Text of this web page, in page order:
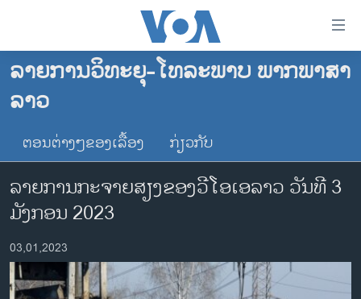
ເຂົ້າ
ຫາ
ຂ້າມ
ຫາ
ຊອກ
ໂຮມເພຈ
ລາວ
ອາເມຣິກາ
ການເລືອກຕັ້ງ ປະທານາທີບໍດີ ສະຫະລັດ 2024
ຂ່າວ​ຈີນ
ໂລກ
ເອເຊຍ
ອິດສະຫຼະພາບດ້ານການຂ່າວ
ລາຍການວິທະຍຸ-ໂທລະພາບ ພາກພາສາ
ລາວ
ຕອນຕ່າງໆຂອງເລື້ອງ ກ່ຽວກັບ
ລາຍການກະຈາຍສຽງຂອງວີໂອເອລາວ ວັນທີ 3
ມັງກອນ 2023
03,01,2023